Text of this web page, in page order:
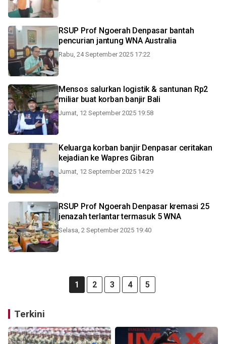
RSUP Prof Ngoerah Denpasar bantah
pencurian jantung WNA Australia
Rabu, 24 September 2025 17:22
Mensos salurkan logistik & santunan Rp2
miliar buat korban banjir Bali
Jumat, 12 September 2025 19:58
Keluarga korban banjir Denpasar ceritakan
kejadian ke Wapres Gibran
Jumat, 12 September 2025 14:29
RSUP Prof Ngoerah Denpasar kremasi 25
jenazah terlantar termasuk 5 WNA
Selasa, 2 September 2025 19:40
1 2 3 4 5
Terkini